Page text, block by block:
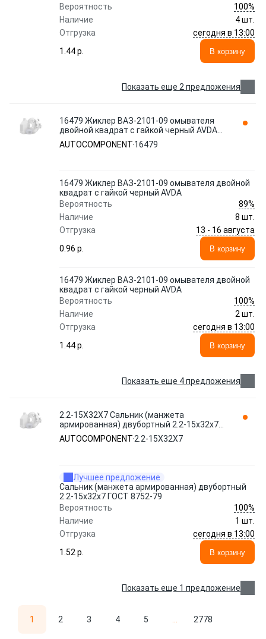
Вероятность
100%
Наличие
4 шт.
Отгрузка
сегодня в 13:00
1.44 p.
В корзину
Показать еще 2 предложения
16479 Жиклер ВАЗ-2101-09 омывателя
двойной квадрат с гайкой черный AVDA
AUTOCOMPONENT
AUTOCOMPONENT 16479
16479 Жиклер ВАЗ-2101-09 омывателя двойной
квадрат с гайкой черный AVDA
Вероятность
89%
Наличие
8 шт.
Отгрузка
13 - 16 августа
0.96 p.
В корзину
16479 Жиклер ВАЗ-2101-09 омывателя двойной
квадрат с гайкой черный AVDA
Вероятность
100%
Наличие
2 шт.
Отгрузка
сегодня в 13:00
1.44 p.
В корзину
Показать еще 4 предложения
2.2-15Х32Х7 Сальник (манжета
армированная) двубортный 2.2-15х32х7
ГОСТ 8752-79 AUTOCOMPONENT
AUTOCOMPONENT 2.2-15Х32Х7
Лучшее предложение
Сальник (манжета армированная) двубортный
2.2-15х32х7 ГОСТ 8752-79
Вероятность
100%
Наличие
1 шт.
Отгрузка
сегодня в 13:00
1.52 p.
В корзину
Показать еще 1 предложение
1 2 3 4 5 2778